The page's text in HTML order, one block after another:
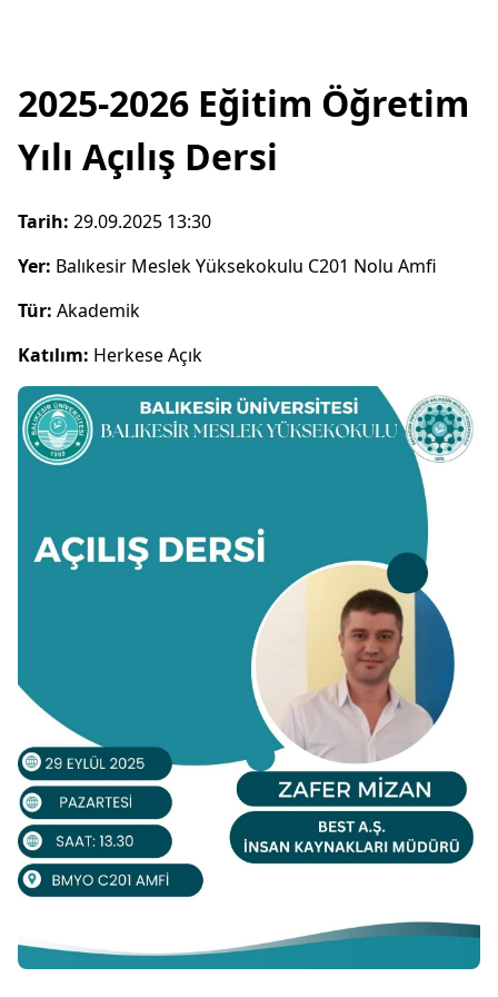
2025-2026 Eğitim Öğretim
Yılı Açılış Dersi
Tarih: 29.09.2025 13:30
Yer: Balıkesir Meslek Yüksekokulu C201 Nolu Amfi
Tür: Akademik
Katılım: Herkese Açık